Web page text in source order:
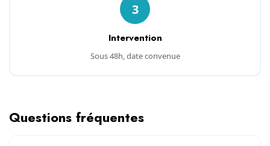
3
Intervention
Sous 48h, date convenue
Questions fréquentes